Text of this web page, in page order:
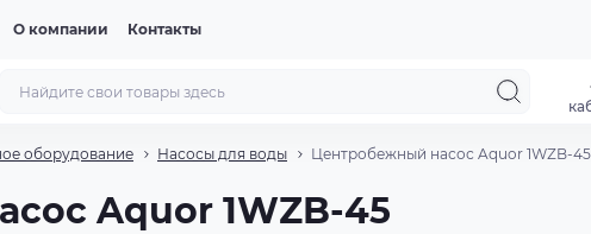
О компании Контакты
оборудование Насосы для воды Центробежный насос Aquor 1WZB-45
Aquor 1WZB-45